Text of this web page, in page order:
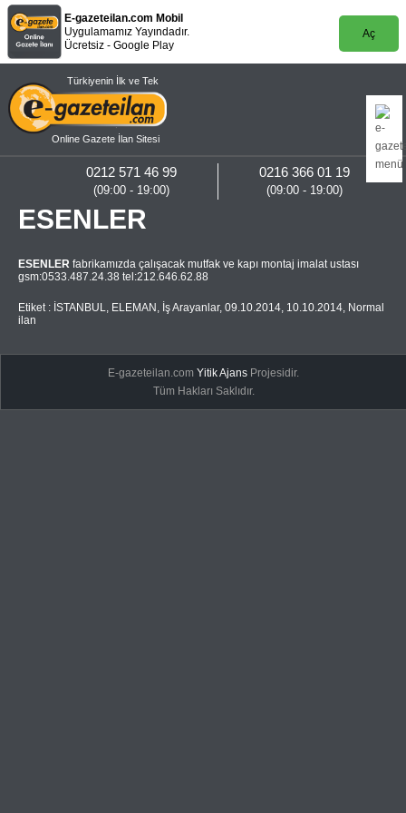
E-gazeteilan.com Mobil
Uygulamamız Yayındadır.
Ücretsiz - Google Play
Aç
Türkiyenin İlk ve Tek
Online Gazete İlan Sitesi
0216 366 01 19
(09:00 - 19:00)
0212 571 46 99
(09:00 - 19:00)
ESENLER
ESENLER fabrikamızda çalışacak mutfak ve kapı montaj imalat ustası
gsm:0533.487.24.38 tel:212.646.62.88
Etiket : İSTANBUL, ELEMAN , İş Arayanlar, 09.10.2014, 10.10.2014, Normal
ilan
E-gazeteilan.comYitik Ajans Projesidir.
Tüm Hakları Saklıdır.